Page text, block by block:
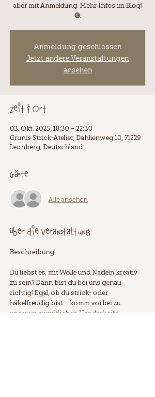
aber mit Anmeldung. Mehr Infos im Blog!
🧶
Anmeldung geschlossen
Jetzt andere Veranstaltungen
ansehen
Zeit & Ort
03. Okt. 2025, 18:30 – 22:30
Grunis Strick-Atelier, Dahlienweg 10, 71229
Leonberg, Deutschland
Gäste
Alle ansehen
Über die Veranstaltung
Beschreibung:
Du liebst es, mit Wolle und Nadeln kreativ
zu sein? Dann bist du bei uns genau
richtig! Egal, ob du strick- oder
häkelfreudig bist – komm vorbei zu
unserem gemütlichen Handarbeits-